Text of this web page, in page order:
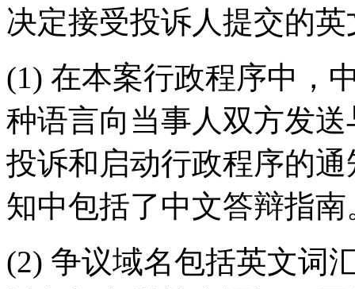
决定接受投诉人提交的
(1) 在本案行政程序中，
种语言向当事人双方发
投诉和启动行政程序的
知中包括了中文答辩指南
(2) 争议域名包括英文词